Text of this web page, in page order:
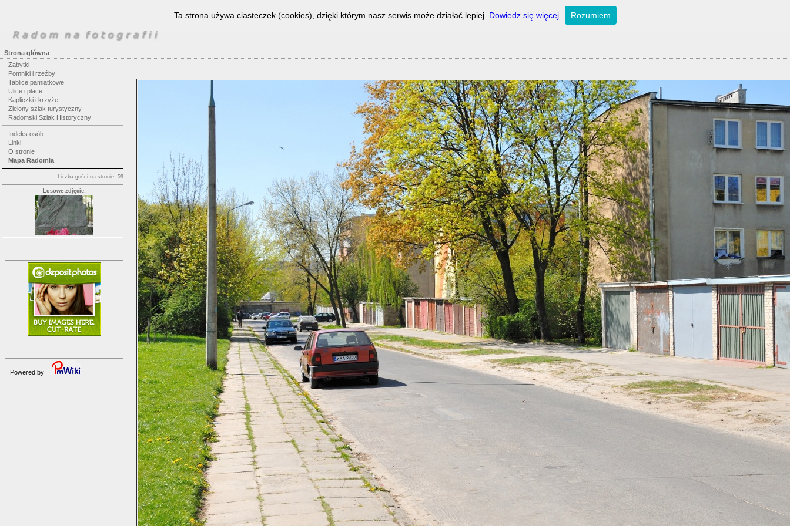
Strona główna
Zabytki
Pomniki i rzeźby
Tablice pamiątkowe
Ulice i place
Kapliczki i krzyże
Zielony szlak turystyczny
Radomski Szlak Historyczny
Indeks osób
Linki
O stronie
Mapa Radomia
Liczba gości na stronie: 59
Losowe zdjęcie:
Powered by
Ta strona używa ciasteczek (cookies), dzięki którym nasz serwis może działać lepiej. Dowiedz się więcej Rozumiem